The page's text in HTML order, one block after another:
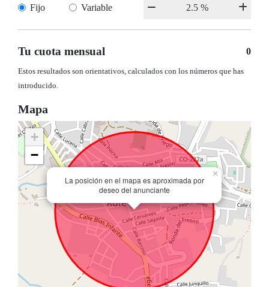
Fijo Variable
Tu cuota mensual 0
Estos resultados son orientativos, calculados con los números que has
introducido.
Mapa
La posición en el mapa es aproximada por
deseo del anunciante
×
+
−